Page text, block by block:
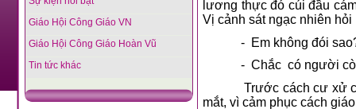
Giáo Hội Công Giáo VN
Giáo Hội Công Giáo Hoàn Vũ
Tin tức khác
lương thực đó cúi đầu
Vị cảnh sát ngạc nhiên hỏi
- Em không đói
- Chắc có người
Trước cách cư xử
mắt, vì cảm phục cách